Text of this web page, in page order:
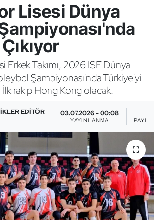
Lisesi Dünya
Erkek Takımı, 2026 ISF Dünya
Şampiyonası'nda Türkiye'yi
rakip Hong Kong olacak.
EDITÖR 03.07.2026 - 00:08
YAYINLANMA
Dart